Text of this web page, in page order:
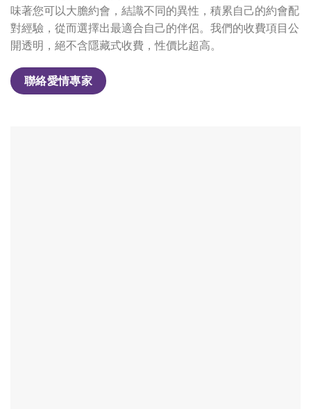
味著您可以大膽約會，結識不同的異性，積累自己的約會配
對經驗，從而選擇出最適合自己的伴侶。我們的收費項目公
開透明，絕不含隱藏式收費，性價比超高。
聯絡愛情專家